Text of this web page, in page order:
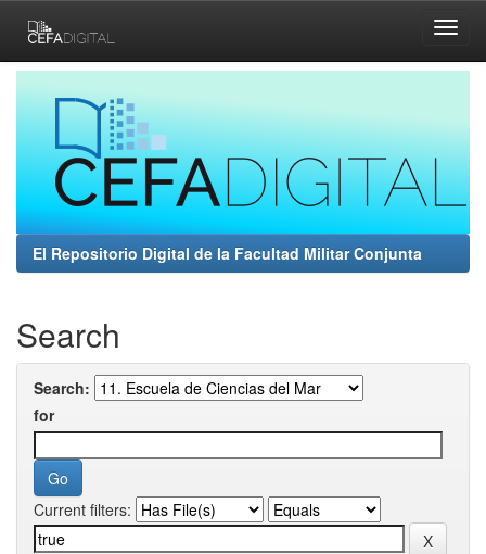
navigation
El Repositorio Digital de la Facultad Militar Conjunta
Search
Search:
for
Current filters: